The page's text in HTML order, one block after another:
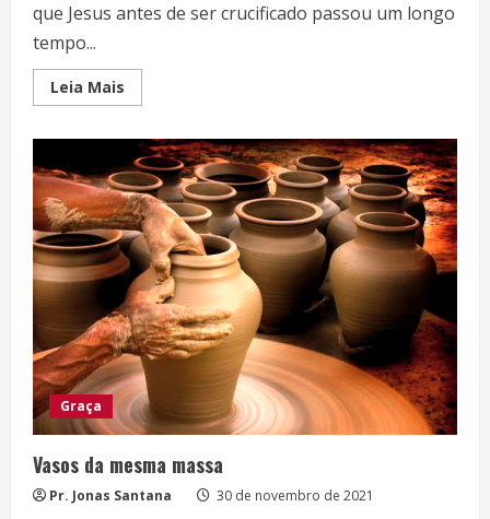
que Jesus antes de ser crucificado passou um longo
tempo...
Leia Mais
more
ESPIRITUAL
Graça
Vasos da mesma massa
Pr. Jonas Santana 30 de novembro de 2021